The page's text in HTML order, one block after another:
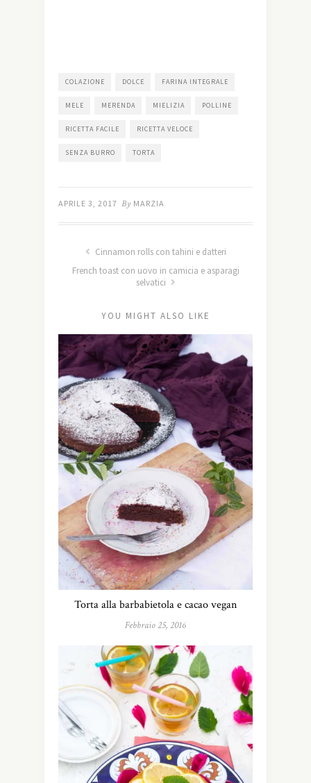
COLAZIONE DOLCE FARINA INTEGRALE
MELE MERENDA MIELIZIA POLLINE
RICETTA FACILE RICETTA VELOCE
SENZA BURRO TORTA
APRILE 3, 2017 By MARZIA
Cinnamon rolls con tahini e datteri
French toast con uovo in camicia e asparagi
selvatici
YOU MIGHT ALSO LIKE
Torta alla barbabietola e cacao vegan
Febbraio 25, 2016